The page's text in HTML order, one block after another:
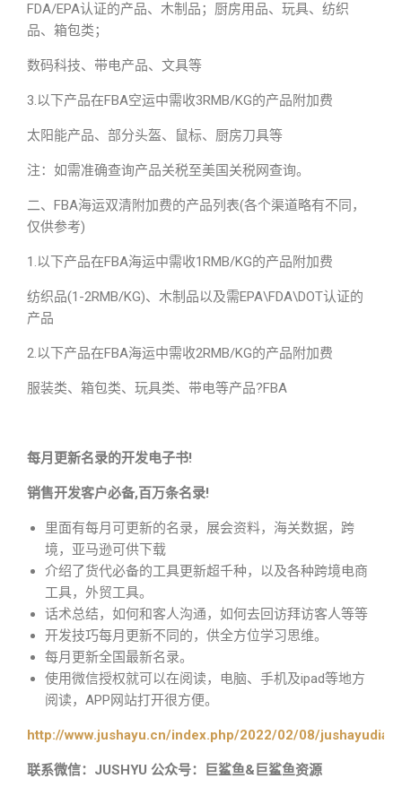
FDA/EPA认证的产品、木制品；厨房用品、玩具、纺织
品、箱包类；
数码科技、带电产品、文具等
3.以下产品在FBA空运中需收3RMB/KG的产品附加费
太阳能产品、部分头盔、鼠标、厨房刀具等
注：如需准确查询产品关税至美国关税网查询。
二、FBA海运双清附加费的产品列表(各个渠道略有不同，
仅供参考)
1.以下产品在FBA海运中需收1RMB/KG的产品附加费
纺织品(1-2RMB/KG)、木制品以及需EPA\FDA\DOT认证的
产品
2.以下产品在FBA海运中需收2RMB/KG的产品附加费
服装类、箱包类、玩具类、带电等产品?FBA
每月更新名录的开发电子书!
销售开发客户必备,百万条名录!
里面有每月可更新的名录，展会资料，海关数据，跨
境，亚马逊可供下载
介绍了货代必备的工具更新超千种，以及各种跨境电商
工具，外贸工具。
话术总结，如何和客人沟通，如何去回访拜访客人等等
开发技巧每月更新不同的，供全方位学习思维。
每月更新全国最新名录。
使用微信授权就可以在阅读，电脑、手机及ipad等地方
阅读，APP网站打开很方便。
http://www.jushayu.cn/index.php/2022/02/08/
联系微信：JUSHYU 公众号：巨鲨鱼&巨鲨鱼资源